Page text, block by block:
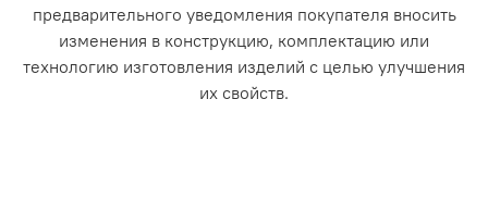
предварительного уведомления покупателя вносить
изменения в конструкцию, комплектацию или
технологию изготовления изделий с целью улучшения
их свойств.